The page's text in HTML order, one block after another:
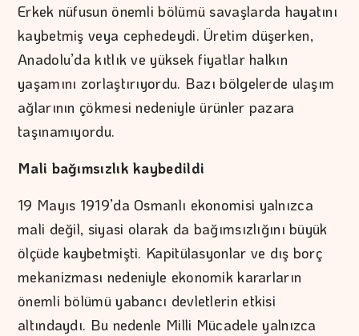
Erkek nüfusun önemli bölümü savaşlarda hayatını
kaybetmiş veya cephedeydi. Üretim düşerken,
Anadolu’da kıtlık ve yüksek fiyatlar halkın
yaşamını zorlaştırıyordu. Bazı bölgelerde ulaşım
ağlarının çökmesi nedeniyle ürünler pazara
taşınamıyordu.
Mali bağımsızlık kaybedildi
19 Mayıs 1919’da Osmanlı ekonomisi yalnızca
mali değil, siyasi olarak da bağımsızlığını büyük
ölçüde kaybetmişti. Kapitülasyonlar ve dış borç
mekanizması nedeniyle ekonomik kararların
önemli bölümü yabancı devletlerin etkisi
altındaydı. Bu nedenle Milli Mücadele yalnızca